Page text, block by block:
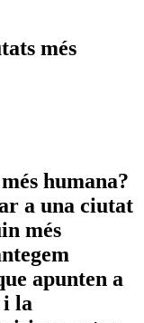
més
humana?
a una ciutat
més
apunten a
i la